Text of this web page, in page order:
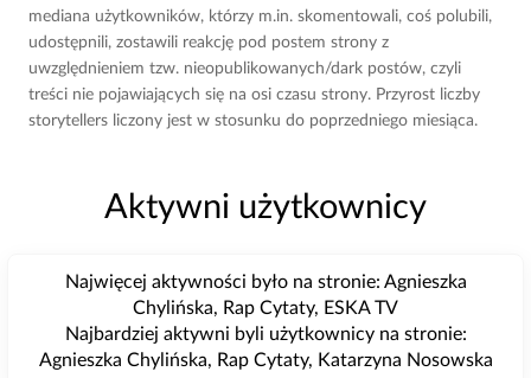
mediana użytkowników, którzy m.in. skomentowali, coś polubili,
udostępnili, zostawili reakcję pod postem strony z
uwzględnieniem tzw. nieopublikowanych/dark postów, czyli
treści nie pojawiających się na osi czasu strony. Przyrost liczby
storytellers liczony jest w stosunku do poprzedniego miesiąca.
Aktywni użytkownicy
Najwięcej aktywności było na stronie: Agnieszka
Chylińska, Rap Cytaty, ESKA TV
Najbardziej aktywni byli użytkownicy na stronie:
Agnieszka Chylińska, Rap Cytaty, Katarzyna Nosowska